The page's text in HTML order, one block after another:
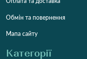
Обмін та повернення
Мапа сайту
Категорії